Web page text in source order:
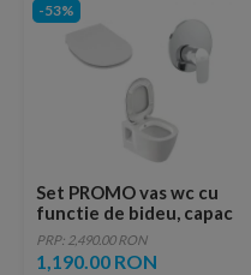
-53%
Set PROMO vas wc cu
functie de bideu, capac
si baterie Ideal Standard
PRP: 2,490.00 RON
1,190.00 RON